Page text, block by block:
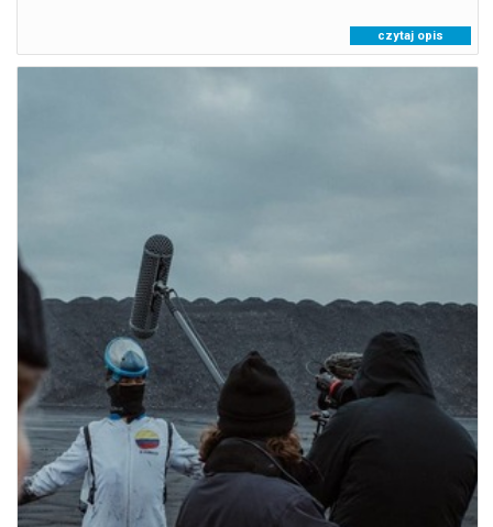
czytaj opis
KANDYDACI ŚMIERCI
09.08.2026
13:00 20:00